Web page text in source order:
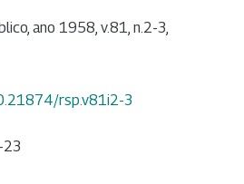
ano 1958, v.81, n.2-3,
rsp.v81i2-3